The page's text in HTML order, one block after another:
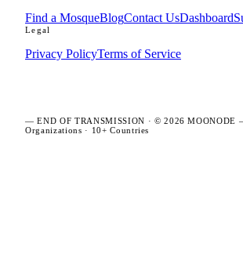
Find a MosqueBlogContact UsDashboard
Legal
Privacy PolicyTerms of Service
—END OF TRANSMISSION · ©2026 MOONODE
Organizations · 10+ Countries